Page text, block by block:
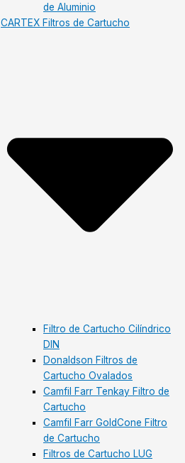
de Aluminio
CARTEX Filtros de Cartucho
Filtro de Cartucho Cilíndrico
DIN
Donaldson Filtros de
Cartucho Ovalados
Camfil Farr Tenkay Filtro de
Cartucho
Camfil Farr GoldCone Filtro
de Cartucho
Filtros de Cartucho LUG